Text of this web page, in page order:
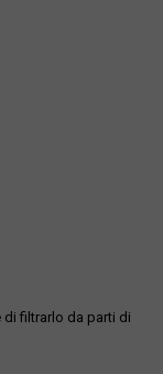
di filtrarlo da parti di